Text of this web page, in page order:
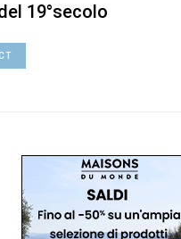
19°secolo